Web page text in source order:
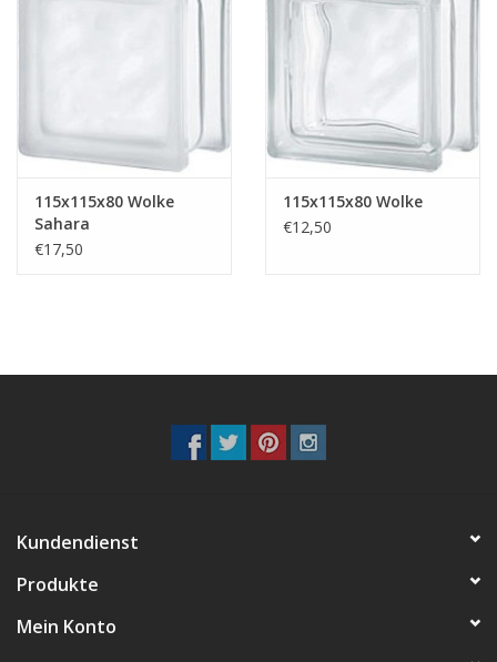
115x115x80 Wolke
Sahara
€17,50
115x115x80 Wolke
€12,50
Kundendienst
Produkte
Mein Konto